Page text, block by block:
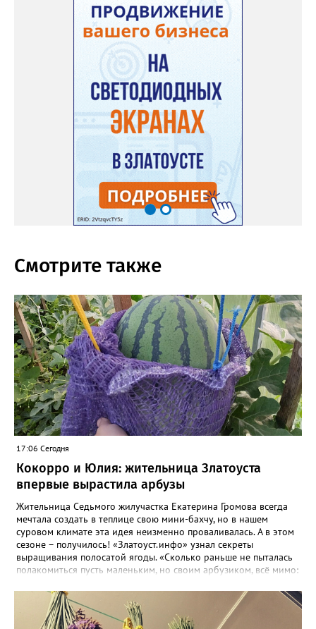
Смотрите также
17:06 Сегодня
Кокорро и Юлия: жительница Златоуста
впервые вырастила арбузы
Жительница Седьмого жилучастка Екатерина Громова всегда
мечтала создать в теплице свою мини-бахчу, но в нашем
суровом климате эта идея неизменно проваливалась. А в этом
сезоне – получилось! «Златоуст.инфо» узнал секреты
выращивания полосатой ягоды. «Сколько раньше не пыталась
полакомиться пусть маленьким, но своим арбузиком, всё мимо:
«Златоуст.инфо» садовод. – В этом году посадила сорт так
называемых северных арбузов – «Юлия», а также «Коккоро»
(он жёлтый и, говорят, очень сладкий). Вот уже первый на пару